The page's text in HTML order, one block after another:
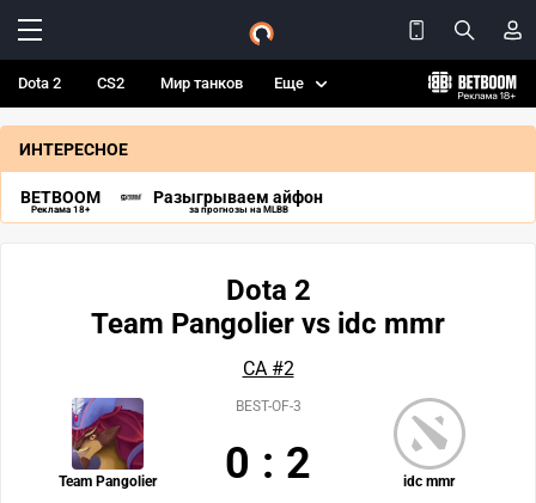
Dota 2 CS2 Мир танков Еще
ИНТЕРЕСНОЕ
BETBOOM
Реклама 18+
Разыгрываем айфон
за прогнозы на MLBB
Dota 2
Team Pangolier vs idc mmr
СА #2
Team Pangolier idc mmr
BEST-OF-3
0 : 2